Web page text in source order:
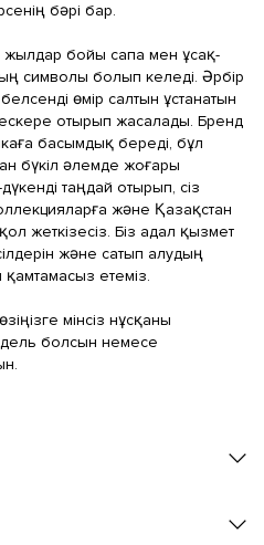
бәрі бар.
жылдар бойы сапа мен ұсақ-
символы болып келеді. Әрбір
өмір салтын ұстанатын
ескере отырып жасалады. Бренд
басымдық береді, бұл
бүкіл әлемде жоғары
таңдай отырып, сіз
және Қазақстан
жеткізесіз. Біз адал қызмет
және сатып алудың
етеміз.
мінсіз нұсқаны
болсын немесе